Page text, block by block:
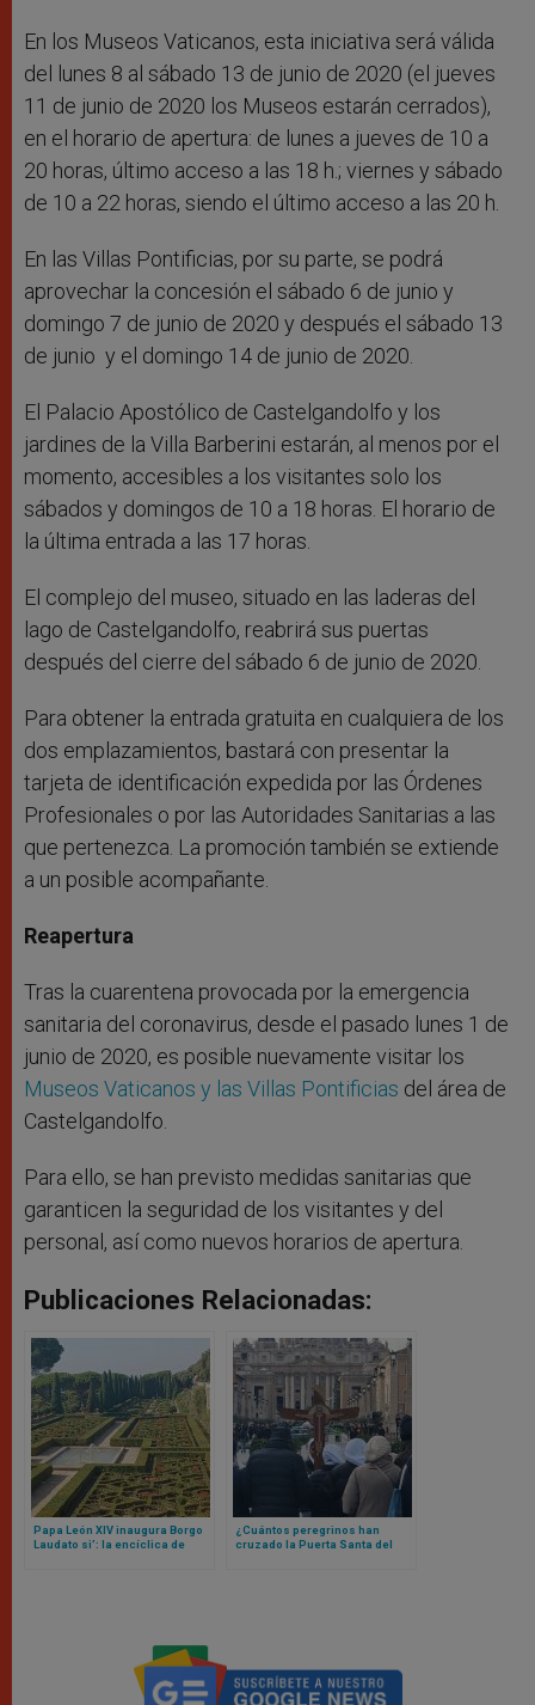
En los Museos Vaticanos, esta iniciativa será válida
del lunes 8 al sábado 13 de junio de 2020 (el jueves
11 de junio de 2020 los Museos estarán cerrados),
en el horario de apertura: de lunes a jueves de 10 a
20 horas, último acceso a las 18 h.; viernes y sábado
de 10 a 22 horas, siendo el último acceso a las 20 h.
En las Villas Pontificias, por su parte, se podrá
aprovechar la concesión el sábado 6 de junio y
domingo 7 de junio de 2020 y después el sábado 13
de junio y el domingo 14 de junio de 2020.
El Palacio Apostólico de Castelgandolfo y los
jardines de la Villa Barberini estarán, al menos por el
momento, accesibles a los visitantes solo los
sábados y domingos de 10 a 18 horas. El horario de
la última entrada a las 17 horas.
El complejo del museo, situado en las laderas del
lago de Castelgandolfo, reabrirá sus puertas
después del cierre del sábado 6 de junio de 2020.
Para obtener la entrada gratuita en cualquiera de los
dos emplazamientos, bastará con presentar la
tarjeta de identificación expedida por las Órdenes
Profesionales o por las Autoridades Sanitarias a las
que pertenezca. La promoción también se extiende
a un posible acompañante.
Reapertura
Tras la cuarentena provocada por la emergencia
sanitaria del coronavirus, desde el pasado lunes 1 de
junio de 2020, es posible nuevamente visitar los
Museos Vaticanos y las Villas Pontificias del área de
Castelgandolfo.
Para ello, se han previsto medidas sanitarias que
garanticen la seguridad de los visitantes y del
personal, así como nuevos horarios de apertura.
Publicaciones Relacionadas:
Papa León XIV inaugura Borgo
Laudato si’: la encíclica de
¿Cuántos peregrinos han
cruzado la Puerta Santa del